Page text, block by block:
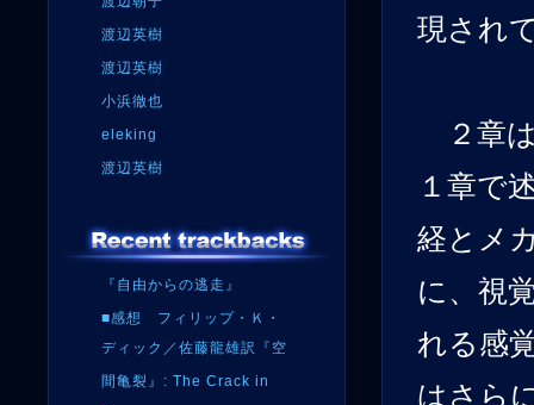
渡辺英樹
渡辺英樹
小浜徹也
eleking
渡辺英樹
『自由からの逃走』
■感想 フィリップ・Ｋ・
ディック／佐藤龍雄訳『空
間亀裂』: The Crack in
現され
２章
１章で
経とメ
に、視
れる感
はさら